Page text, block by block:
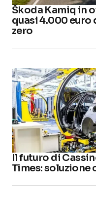
Škoda Kamiq in
quasi 4.000
zero
Il futuro di
Times: soluzione